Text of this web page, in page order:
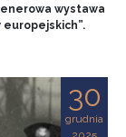
wystawa
europejskich”.
30
grudnia